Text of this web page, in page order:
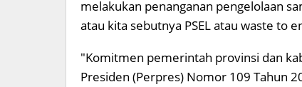
melakukan penanganan pengelolaan
atau kita sebutnya PSEL atau waste to
"Komitmen pemerintah provinsi dan
Presiden (Perpres) Nomor 109 Tahun